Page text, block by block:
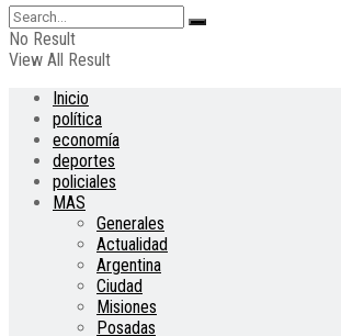
No Result
View All Result
Inicio
política
economía
deportes
policiales
MAS
Generales
Actualidad
Argentina
Ciudad
Misiones
Posadas